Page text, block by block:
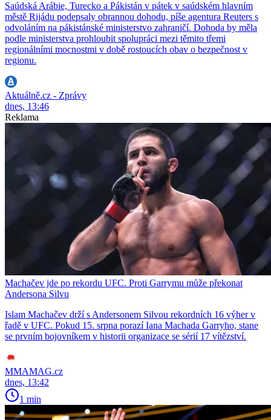
Saúdská Arábie, Turecko a Pákistán v pátek v saúdském hlavním
městě Rijádu podepsaly obrannou dohodu, píše agentura Reuters s
odvoláním na pákistánské ministerstvo zahraničí. Dohoda by měla
podle ministerstva prohloubit spolupráci mezi těmito třemi
regionálními mocnostmi v době rostoucích obav o bezpečnost v
regionu.
Aktuálně.cz - Zprávy
dnes, 13:46
Reklama
Machačev jde po rekordu UFC. Proti Garrymu může překonat
Andersona Silvu
Islam Machačev drží s Andersonem Silvou rekordních 16 výher v
řadě v UFC. Pokud 15. srpna porazí Iana Machada Garryho, stane
se prvním bojovníkem v historii organizace se sérií 17 vítězství.
MMAMAG.cz
dnes, 13:42
1 min